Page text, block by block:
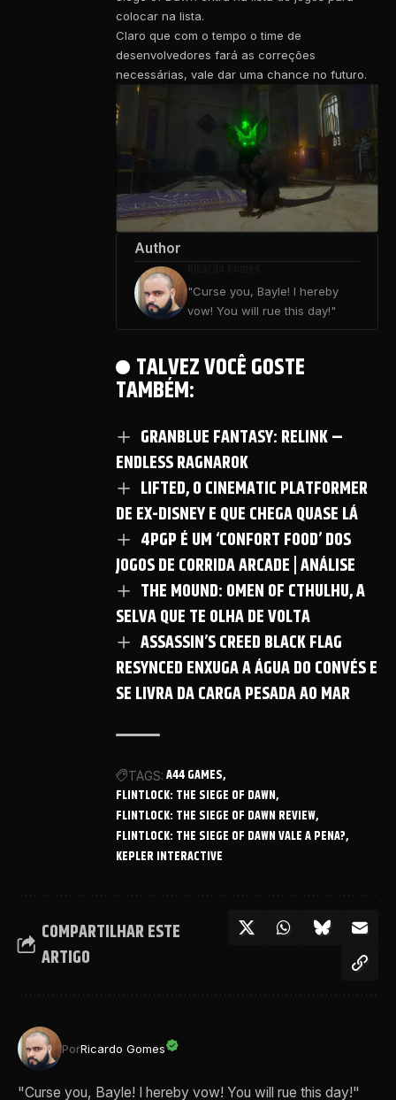
colocar na lista.
Claro que com o tempo o time de
desenvolvedores fará as correções
necessárias, vale dar uma chance no futuro.
Author
"Curse you, Bayle! I hereby
vow! You will rue this day!"
TALVEZ VOCÊ GOSTE
TAMBÉM:
GRANBLUE FANTASY: RELINK –
ENDLESS RAGNAROK
LIFTED, O CINEMATIC PLATFORMER
DE EX-DISNEY E QUE CHEGA QUASE LÁ
4PGP É UM ‘CONFORT FOOD’ DOS
JOGOS DE CORRIDA ARCADE | ANÁLISE
THE MOUND: OMEN OF CTHULHU, A
SELVA QUE TE OLHA DE VOLTA
ASSASSIN’S CREED BLACK FLAG
RESYNCED ENXUGA A ÁGUA DO CONVÉS E
SE LIVRA DA CARGA PESADA AO MAR
TAGS: A44 GAMES
FLINTLOCK: THE SIEGE OF DAWN
FLINTLOCK: THE SIEGE OF DAWN REVIEW
FLINTLOCK: THE SIEGE OF DAWN VALE A PENA?
KEPLER INTERACTIVE
COMPARTILHAR ESTE
ARTIGO
PorRicardo Gomes
"Curse you, Bayle! I hereby vow! You will rue this day!"